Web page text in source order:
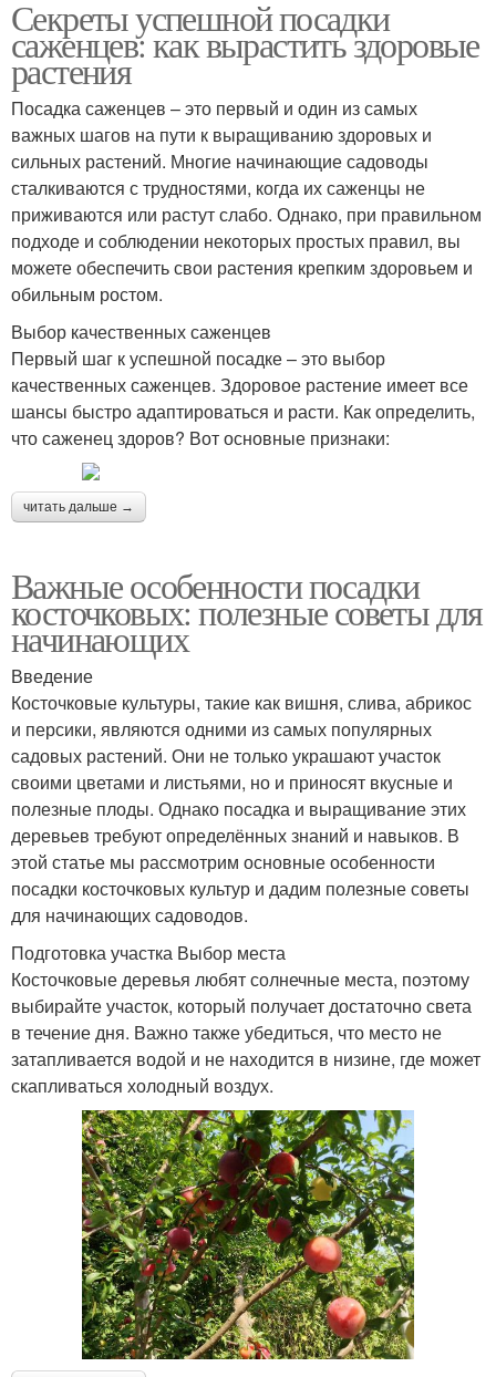
Секреты успешной посадки
саженцев: как вырастить здоровые
растения
Посадка саженцев – это первый и один из самых
важных шагов на пути к выращиванию здоровых и
сильных растений. Многие начинающие садоводы
сталкиваются с трудностями, когда их саженцы не
приживаются или растут слабо. Однако, при правильном
подходе и соблюдении некоторых простых правил, вы
можете обеспечить свои растения крепким здоровьем и
обильным ростом.
Выбор качественных саженцев
Первый шаг к успешной посадке – это выбор
качественных саженцев. Здоровое растение имеет все
шансы быстро адаптироваться и расти. Как определить,
что саженец здоров? Вот основные признаки:
читать дальше →
Важные особенности посадки
косточковых: полезные советы для
начинающих
Введение
Косточковые культуры, такие как вишня, слива, абрикос
и персики, являются одними из самых популярных
садовых растений. Они не только украшают участок
своими цветами и листьями, но и приносят вкусные и
полезные плоды. Однако посадка и выращивание этих
деревьев требуют определённых знаний и навыков. В
этой статье мы рассмотрим основные особенности
посадки косточковых культур и дадим полезные советы
для начинающих садоводов.
Подготовка участка Выбор места
Косточковые деревья любят солнечные места, поэтому
выбирайте участок, который получает достаточно света
в течение дня. Важно также убедиться, что место не
затапливается водой и не находится в низине, где может
скапливаться холодный воздух.